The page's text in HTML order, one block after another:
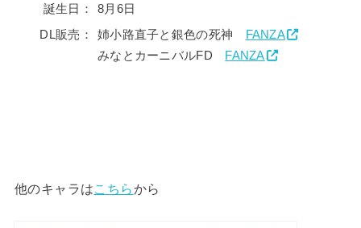
誕生日：
8月6日
DL販売：
姉小路直子と銀色の死神 FANZA
みなとカーニバルFD FANZA
他のキャラはこちらから